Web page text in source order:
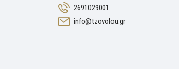
2691029001
info@tzovolou.gr